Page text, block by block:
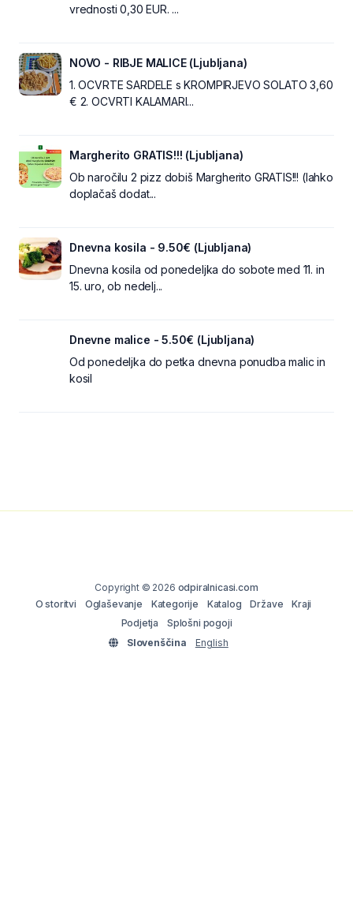
vrednosti 0,30 EUR. ...
NOVO - RIBJE MALICE (Ljubljana)
1. OCVRTE SARDELE s KROMPIRJEVO SOLATO 3,60
€ 2. OCVRTI KALAMARI...
Margherito GRATIS!!! (Ljubljana)
Ob naročilu 2 pizz dobiš Margherito GRATIS!!! (lahko
doplačaš dodat...
Dnevna kosila - 9.50€ (Ljubljana)
Dnevna kosila od ponedeljka do sobote med 11. in
15. uro, ob nedelj...
Dnevne malice - 5.50€ (Ljubljana)
Od ponedeljka do petka dnevna ponudba malic in
kosil
Copyright © 2026 odpiralnicasi.com
O storitvi
Oglaševanje Kategorije Katalog Države
Kraji
Podjetja
Splošni pogoji
Slovenščina
English